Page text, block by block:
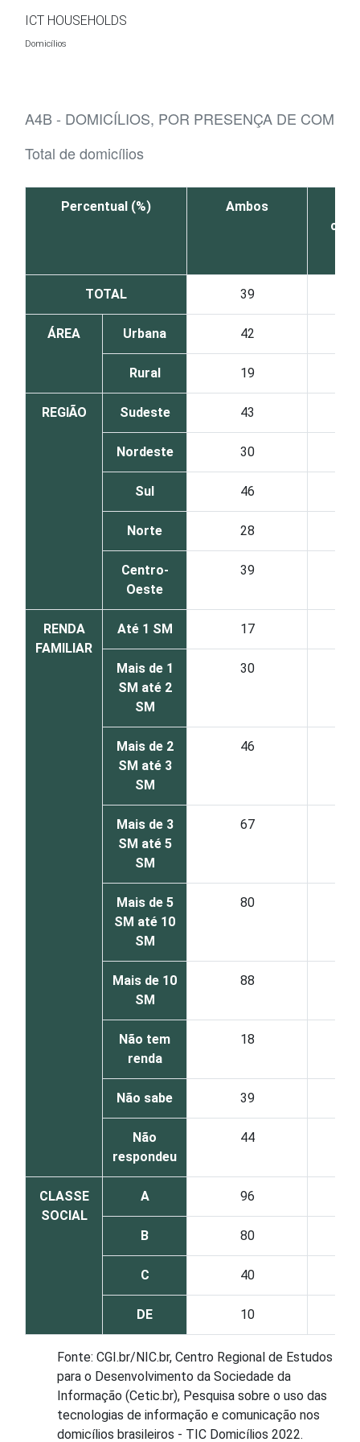
ICT HOUSEHOLDS
Domicílios
A4B - DOMICÍLIOS, POR PRESENÇA DE
Total de domicílios
Percentual (%) Ambos
TOTAL 39
ÁREA Urbana 42
Rural 19
REGIÃO Sudeste 43
Nordeste 30
Sul 46
Norte 28
Centro-
Oeste
39
RENDA
FAMILIAR
Até 1 SM 17
Mais de 1
SM até 2
SM
30
Mais de 2
SM até 3
SM
46
Mais de 3
SM até 5
SM
67
Mais de 5
SM até 10
SM
80
Mais de 10
SM
88
Não tem
renda
18
Não sabe 39
Não
respondeu
44
CLASSE
SOCIAL
A 96
B 80
C 40
DE 10
Fonte: CGI.br/NIC.br, Centro Regional de Estudos
para o Desenvolvimento da Sociedade da
Informação (Cetic.br), Pesquisa sobre o uso das
tecnologias de informação e comunicação nos
domicílios brasileiros - TIC Domicílios 2022.